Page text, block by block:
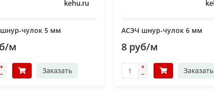
чулок 5 мм
м
Заказать
АСЭЧ шнур-чулок 6 мм
8 руб/м
Заказать